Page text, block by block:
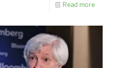
Read more